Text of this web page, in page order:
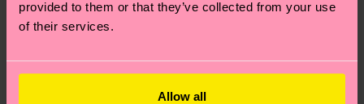
provided to them or that they’ve collected from your use
of their services.
Allow all